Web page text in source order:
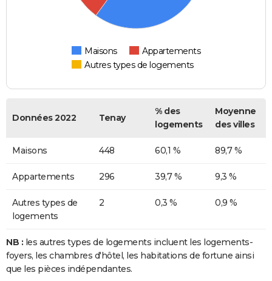
Maisons
Appartements
Autres types de logements
Données 2022 Tenay
% des
logements
Moyenne
des villes
Maisons 448 60,1 % 89,7 %
Appartements 296 39,7 % 9,3 %
Autres types de
logements
2 0,3 % 0,9 %
NB : les autres types de logements incluent les logements-
foyers, les chambres d'hôtel, les habitations de fortune ainsi
que les pièces indépendantes.